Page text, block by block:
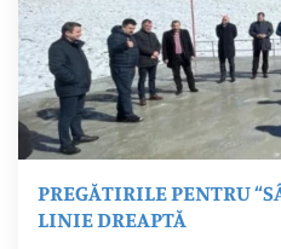
PREGĂTIRILE PENTRU
LINIE DREAPTĂ